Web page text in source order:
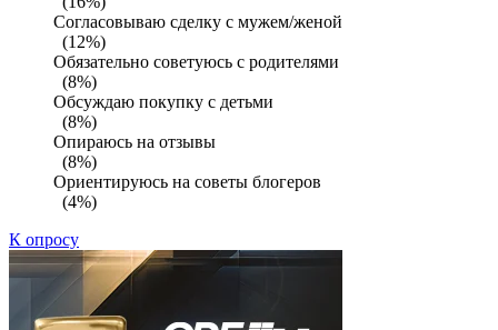
Согласовываю сделку с мужем/женой
(12%)
Обязательно советуюсь с родителями
(8%)
Обсуждаю покупку с детьми
(8%)
Опираюсь на отзывы
(8%)
Ориентируюсь на советы блогеров
(4%)
К опросу